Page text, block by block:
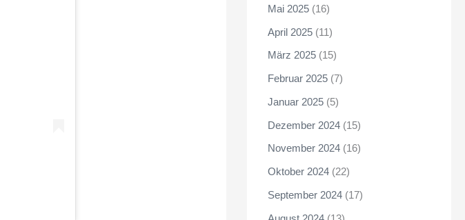
Mai 2025 (16)
April 2025 (11)
März 2025 (15)
Februar 2025 (7)
Januar 2025 (5)
Dezember 2024 (15)
November 2024 (16)
Oktober 2024 (22)
September 2024 (17)